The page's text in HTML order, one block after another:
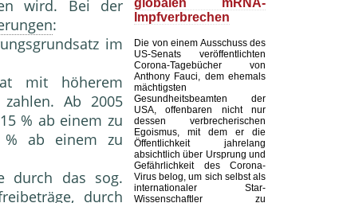
wird. Bei der
:
im
mit höherem
zahlen. Ab 2005
% ab einem zu
ab einem zu
durch das sog.
durch
globalen mRNA-
Impfverbrechen
Die von einem Ausschuss des
US-Senats veröffentlichten
Corona-Tagebücher von
Anthony Fauci, dem ehemals
mächtigsten
Gesundheitsbeamten der
USA, offenbaren nicht nur
dessen verbrecherischen
Egoismus, mit dem er die
Öffentlichkeit jahrelang
absichtlich über Ursprung und
Gefährlichkeit des Corona-
Virus belog, um sich selbst als
internationaler Star-
Wissenschaftler zu